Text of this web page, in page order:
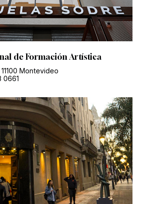
de Formación Artística
Montevideo
0661